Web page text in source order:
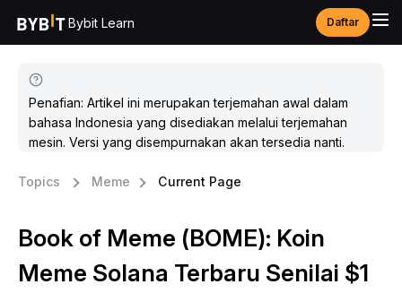
Bybit Learn Daftar
Penafian: Artikel ini merupakan terjemahan awal dalam
bahasa Indonesia yang disediakan melalui terjemahan
mesin. Versi yang disempurnakan akan tersedia nanti.
Topics Meme Current Page
Book of Meme (BOME): Koin
Meme Solana Terbaru Senilai $1